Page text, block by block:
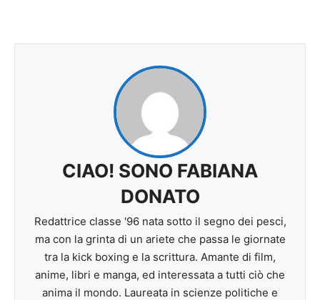
CIAO! SONO FABIANA
DONATO
Redattrice classe '96 nata sotto il segno dei pesci,
ma con la grinta di un ariete che passa le giornate
tra la kick boxing e la scrittura. Amante di film,
anime, libri e manga, ed interessata a tutti ciò che
anima il mondo. Laureata in scienze politiche e